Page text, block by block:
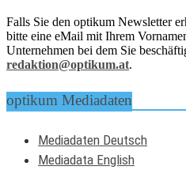
Falls Sie den optikum Newsletter
bitte eine eMail mit Ihrem
Unternehmen bei dem Sie
redaktion@optikum.at.
optikum Mediadaten
Mediadaten Deutsch
Mediadata English